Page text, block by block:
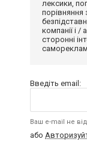
лексики,
порівняння
компанії і /
сторонні
Введіть email:
Ваш e-mail не
або